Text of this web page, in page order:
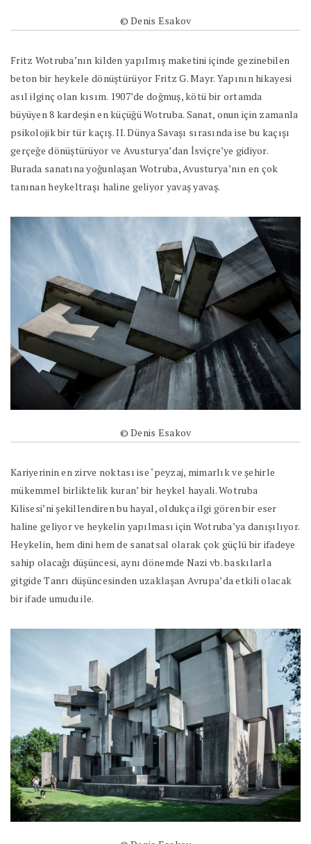
© Denis Esakov
Fritz Wotruba’nın kilden yapılmış maketini içinde gezinebilen
beton bir heykele dönüştürüyor Fritz G. Mayr. Yapının hikayesi
asıl ilginç olan kısım. 1907’de doğmuş, kötü bir ortamda
büyüyen 8 kardeşin en küçüğü Wotruba. Sanat, onun için zamanla
psikolojik bir tür kaçış. II. Dünya Savaşı sırasında ise bu kaçışı
gerçeğe dönüştürüyor ve Avusturya’dan İsviçre’ye gidiyor.
Burada sanatına yoğunlaşan Wotruba, Avusturya’nın en çok
tanınan heykeltraşı haline geliyor yavaş yavaş.
© Denis Esakov
Kariyerinin en zirve noktası ise ‘peyzaj, mimarlık ve şehirle
mükemmel birliktelik kuran’ bir heykel hayali. Wotruba
Kilisesi’ni şekillendiren bu hayal, oldukça ilgi gören bir eser
haline geliyor ve heykelin yapılması için Wotruba’ya danışılıyor.
Heykelin, hem dini hem de sanatsal olarak çok güçlü bir ifadeye
sahip olacağı düşüncesi, aynı dönemde Nazi vb. baskılarla
gitgide Tanrı düşüncesinden uzaklaşan Avrupa’da etkili olacak
bir ifade umudu ile.